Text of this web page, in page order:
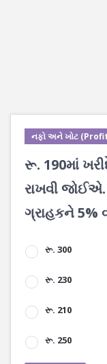
નફો અને ખોટ
રૂ. 190માં
રાખવી
ગ્રાહકને 5%
રૂ. 300
રૂ. 230
રૂ. 210
રૂ. 250